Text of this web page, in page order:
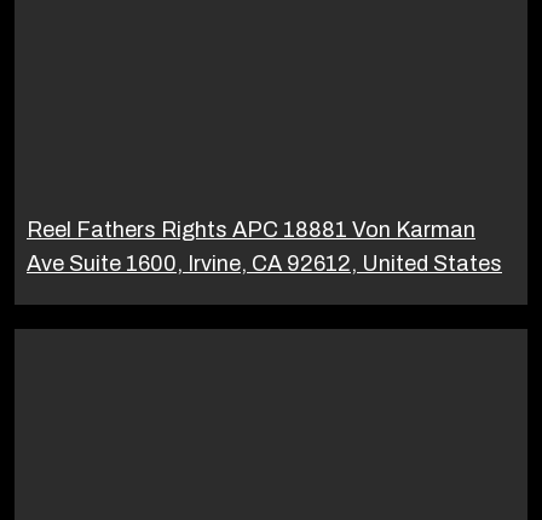
Reel Fathers Rights APC 18881 Von Karman
Ave Suite 1600, Irvine, CA 92612, United States